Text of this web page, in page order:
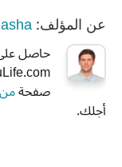
عن المؤلف:
حاصل
صفحة
أجلك.